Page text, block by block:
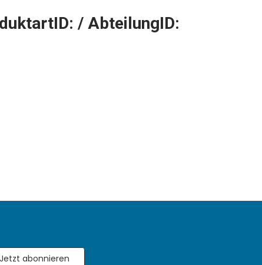
/ AbteilungID:
Jetzt abonnieren